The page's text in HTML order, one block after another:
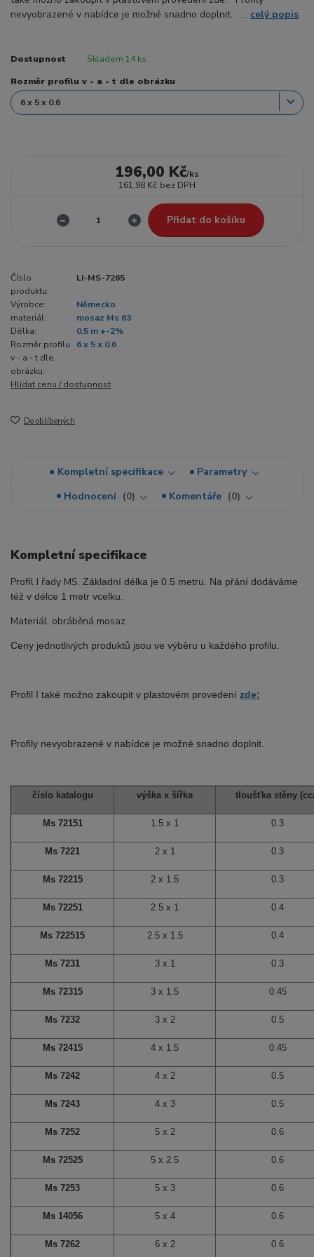
nevyobrazené v nabídce je možné snadno doplnit. ... celý popis
Dostupnost Skladem 14 ks
Rozměr profilu v - a - t dle obrázku
196,00 Kč/ks
161,98 Kč bez DPH
Přidat do košíku
Číslo
produktu:
LI-MS-7265
Výrobce:
Německo
materiál:
mosaz Ms 63
Délka:
0,5 m +-2%
Rozměr profilu
v - a - t dle
obrázku:
6 x 5 x 0.6
Hlídat cenu / dostupnost
Do oblíbených
Kompletní specifikace
Parametry
Hodnocení
0 Komentáře 0
Kompletní specifikace
Profil I řady MS. Základní délka je 0.5 metru. Na přání dodáváme
též v délce 1 metr vcelku.
Materiál: obráběná mosaz
Ceny jednotlivých produktů jsou ve výběru u každého profilu.
Profil I také možno zakoupit v plastovém provedení zde:
Profily nevyobrazené v nabídce je možné snadno doplnit.
číslo katalogu výška x šířka tloušťka stěny
Ms 72151 1.5 x 1 0.3
Ms 7221 2 x 1 0.3
Ms 72215 2 x 1.5 0.3
Ms 72251 2.5 x 1 0.4
Ms 722515 2.5 x 1.5 0.4
Ms 7231 3 x 1 0.3
Ms 72315 3 x 1.5 0.45
Ms 7232 3 x 2 0.5
Ms 72415 4 x 1.5 0.45
Ms 7242 4 x 2 0.5
Ms 7243 4 x 3 0.5
Ms 7252 5 x 2 0.6
Ms 72525 5 x 2.5 0.6
Ms 7253 5 x 3 0.6
Ms 14056 5 x 4 0.6
Ms 7262 6 x 2 0.6